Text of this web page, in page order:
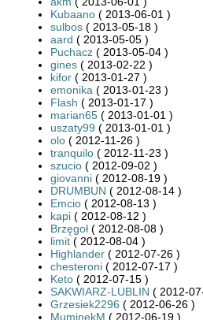
Kubaano ( 2013-06-01 )
sulbos ( 2013-05-18 )
aard ( 2013-05-05 )
Puchacz ( 2013-05-04 )
gines ( 2013-02-22 )
kifor ( 2013-01-27 )
emonika ( 2013-01-23 )
Flash ( 2013-01-17 )
marian65 ( 2013-01-01 )
uszaty99 ( 2013-01-01 )
olo ( 2012-11-26 )
tranquilo ( 2012-11-23 )
szucio ( 2012-09-02 )
giovanni ( 2012-08-19 )
DRUMBUN ( 2012-08-14 )
Emcio ( 2012-08-13 )
kapi ( 2012-08-12 )
Brzęgoł ( 2012-08-08 )
limit ( 2012-08-04 )
Highlander ( 2012-07-26 )
chesteroni ( 2012-07-17 )
Keto ( 2012-07-15 )
SAKWIARZ-LUBLIN ( 2012-
Grzesiek2296 ( 2012-06-26 )
MuminekM ( 2012-06-19 )